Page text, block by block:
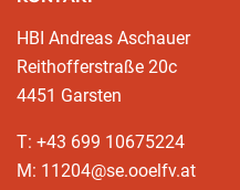
HBI Andreas Aschauer
Reithofferstraße 20c
4451 Garsten
T: ‭+43 699 10675224‬
M: 11204@se.ooelfv.at